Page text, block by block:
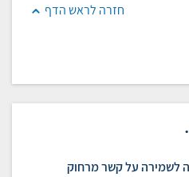
חזרה לראש הדף
לשמירה על קשר מרחוק